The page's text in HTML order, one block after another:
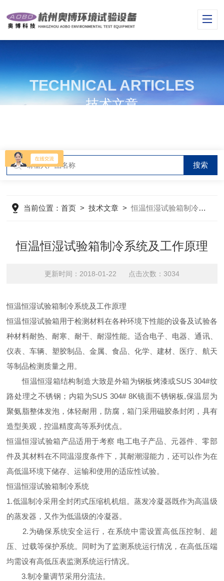
TECHNICAL ARTICLES
技术文章
当前位置：首页 >技术文章 >恒温恒湿试验箱制冷系统及工作原理
恒温恒湿试验箱制冷系统及工作原理
更新时间：2018-01-22 点击次数：3034
恒温恒湿试验箱制冷系统及工作原理
恒温恒湿试验箱用于检测材料在各种环境下性能的设备及试验各
种材料耐热、耐寒、耐干、耐湿性能。适合电子、电器、通讯、
仪表、车辆、塑胶制品、金属、食品、化学、建材、医疗、航天
等制品检测质量之用。
恒温恒湿箱结构制造大致是外箱为钢板烤漆或SUS 304#纹
路处理之不锈钢；内箱为SUS 304# 8K镜面不锈钢板,保温层为
聚氨脂整体发泡，体轻耐用，防腐，箱门采用磁胶条封闭，具有
造型美观，控温精度高等系列优点。
恒温恒湿试验箱产品适用于考察 电工电子产品、元器件、零部
件及其材料在不同温湿度条件下，其耐潮湿能力，还可以作为在
高低温环境下储存、运输和使用的适应性试验。
恒温恒湿试验箱制冷系统
1.低温制冷采用全封闭式压缩机机组。蒸发冷凝器既作为高温级
的蒸发器，又作为低温级的冷凝器。
2.为确保系统安全运行，在系统中需设置高低压控制、超
压、过载等保护系统。同时为了监测系统运行情况，在高低压端
均需设有高低压表监测系统运行情况。
3.制冷量调节采用分流法。